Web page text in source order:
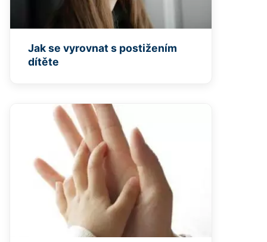
Jak se vyrovnat s postižením
dítěte